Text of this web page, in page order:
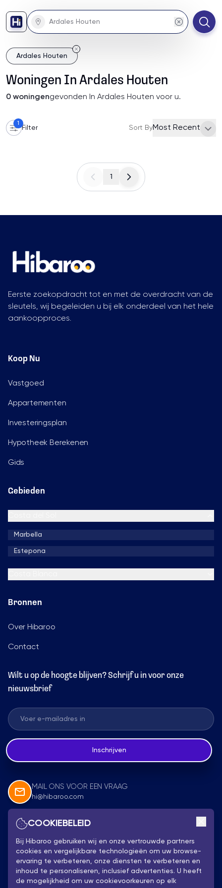
Ardales Houten
Woningen In Ardales Houten
0 woningengevonden In Ardales Houten voor u.
1
Filter Sort ByMost Recent
1
Eerste zoekopdracht tot en met de overdracht van de
sleutels, wij begeleiden u bij elk onderdeel van het hele
aankoopproces.
Koop Nu
Vastgoed
Appartementen
Investeringsplan
Hypotheek Berekenen
Gids
Gebieden
Marbella
Estepona
Bronnen
Over Hibaroo
Contact
Wilt u op de hoogte blijven? Schrijf u in voor onze
nieuwsbrief
Inschrijven
MAIL ONS VOOR EEN VRAAG
hi@hibaroo.com
Volg Ons
COOKIEBELEID
Bij Hibaroo gebruiken wij en onze vertrouwde partners
cookies en vergelijkbare technologieën om uw browse-
ervaring te verbeteren, onze diensten te verbeteren en
inhoud te personaliseren, inclusief advertenties. U heeft
de mogelijkheid om uw cookievoorkeuren op elk